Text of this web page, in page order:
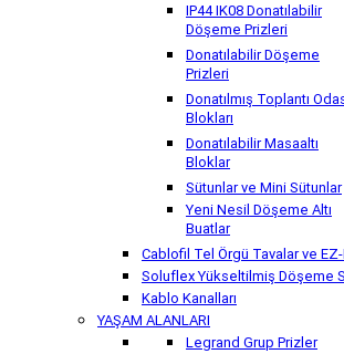
IP44 IK08 Donatılabilir
Döşeme Prizleri
Donatılabilir Döşeme
Prizleri
Donatılmış Toplantı
Blokları
Donatılabilir Masaaltı
Bloklar
Sütunlar ve Mini Sütunlar
Yeni Nesil Döşeme Altı
Buatlar
Cablofil Tel Örgü Tavalar ve EZ-
Soluflex Yükseltilmiş Döşeme
Kablo Kanalları
YAŞAM ALANLARI
Legrand Grup Prizler